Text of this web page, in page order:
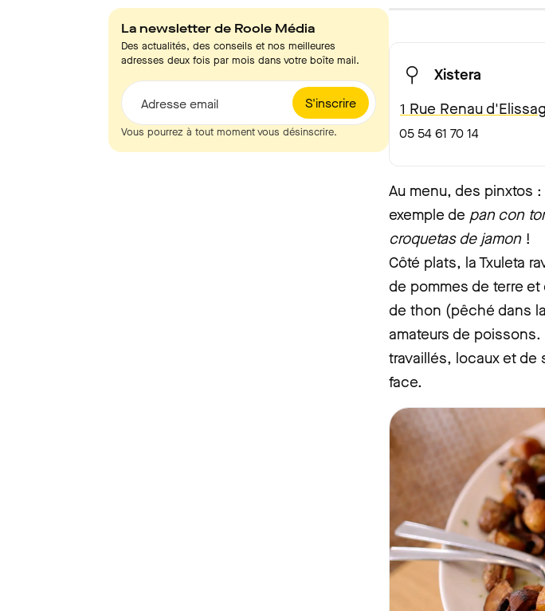
La newsletter de Roole Média
Des actualités, des conseils et nos meilleures
adresses deux fois par mois dans votre boîte mail.
S'inscrire
Adresse email
Vous pourrez à tout moment vous désinscrire.
Xistera
1 Rue Renau
05 54 61 70 14
Au menu, des pinxtos
exemple de pan con
croquetas de jamon!
Côté plats, la Txuleta
de pommes de terre
de thon (pêché dans
amateurs de
travaillés, locaux et de
face.